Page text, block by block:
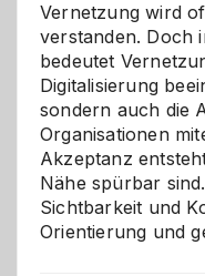
Vernetzung wird
verstanden. Doch
bedeutet
Digitalisierung
sondern auch die
Organisationen
Akzeptanz
Nähe spürbar
Sichtbarkeit und
Orientierung und